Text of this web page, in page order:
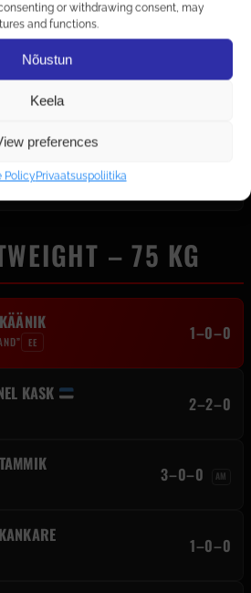
or withdrawing consent, may
and functions.
Nõustun
Keela
preferences
PolicyPrivaatsuspoliitika
5–3–0
SOOVIK
– 75 KG
EE 1–0–0
KASK 2–2–0
3–0–0 AM
1–0–0